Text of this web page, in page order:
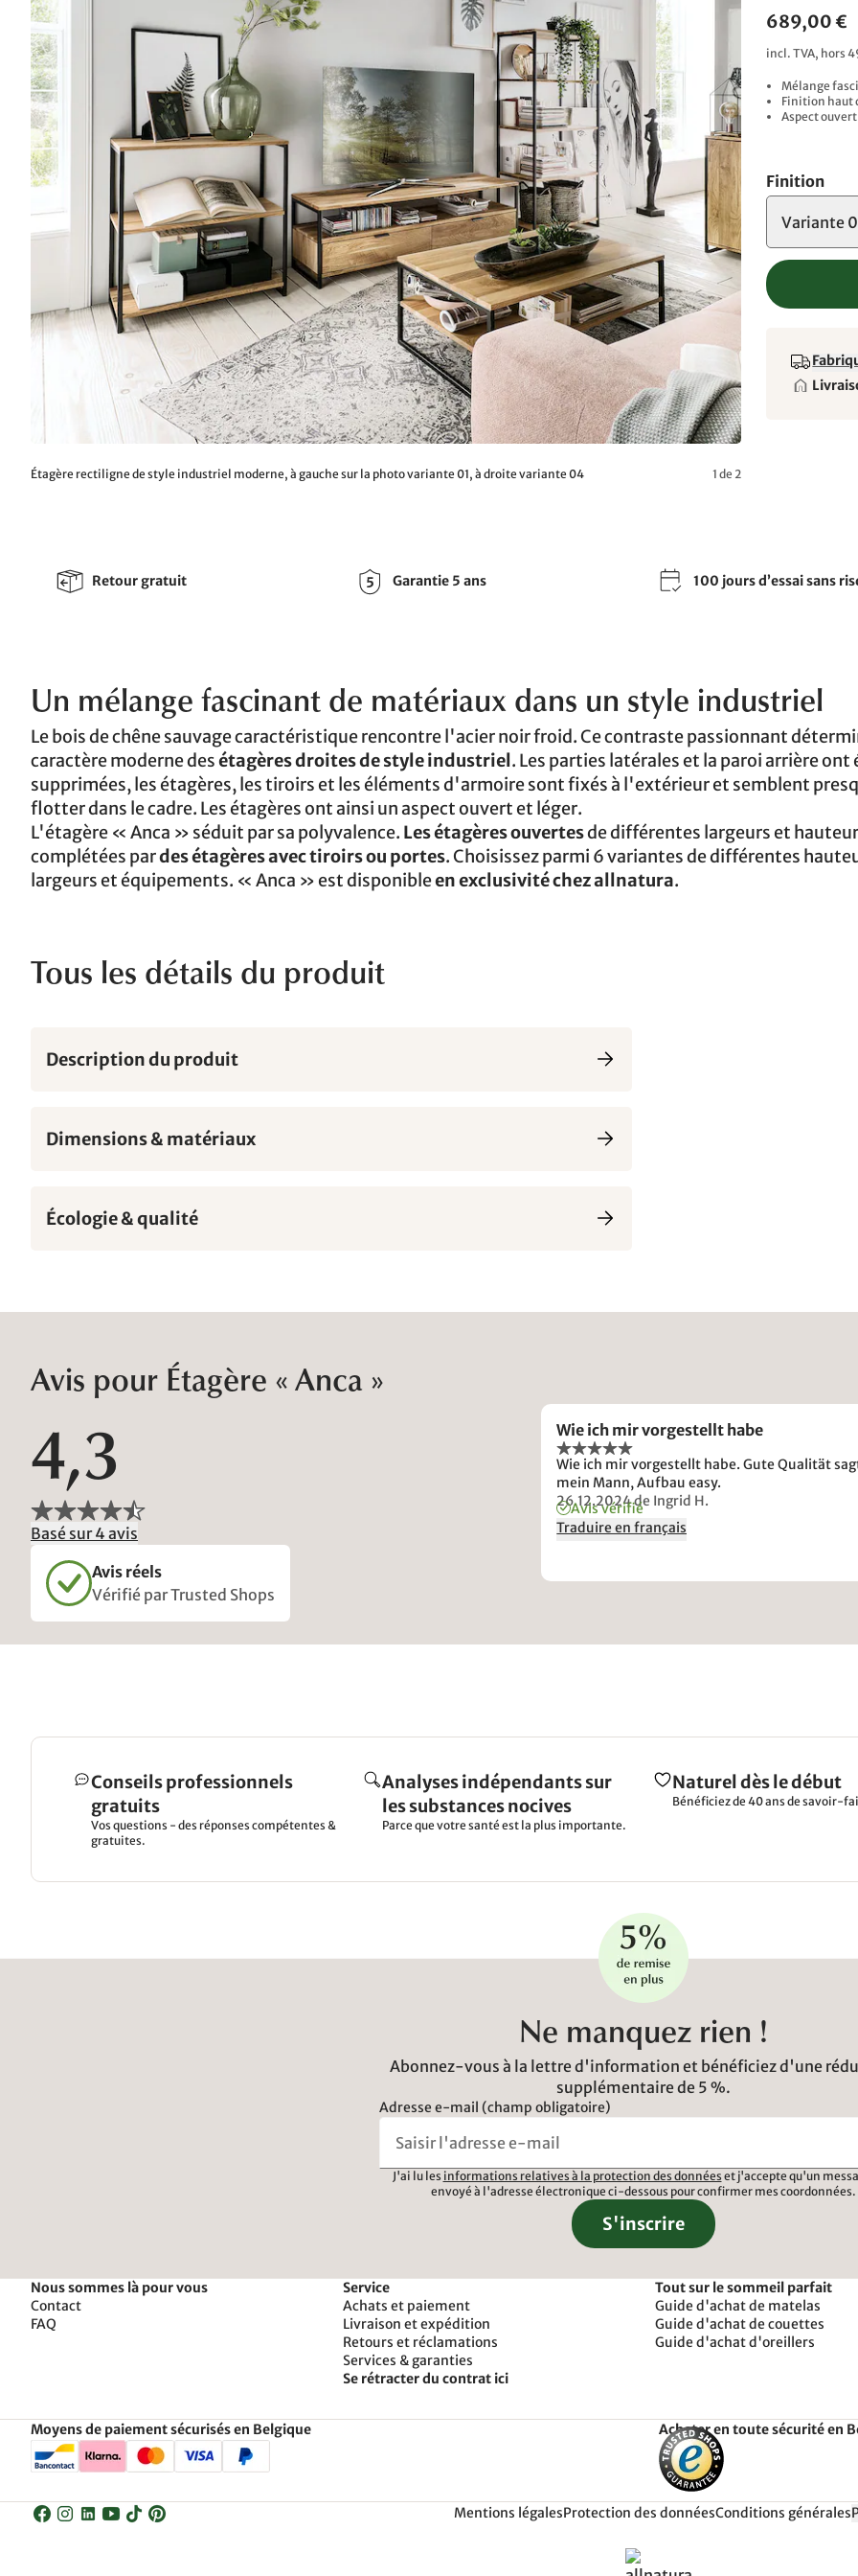
Étagère rectiligne de style industriel moderne, à gauche sur la photo variante 01, à droite variante 04 1 de 2
689,00 €
incl. TVA, hors
Mélange
Finition haut
Aspect
Finition
Variante
Retour gratuit Garantie 5 ans 100 jours d’essai sans
Un mélange fascinant de matériaux dans un style industriel
Le bois de chêne sauvage caractéristique rencontre l'acier noir froid. Ce contraste passionnant
caractère moderne desétagères droites de style industriel. Les parties latérales et la paroi arrière ont
supprimées, les étagères, les tiroirs et les éléments d'armoire sont fixés à l'extérieur et semblent
flotter dans le cadre. Les étagères ont ainsi un aspect ouvert et léger.
L'étagère « Anca » séduit par sa polyvalence. Les étagères ouvertesde différentes largeurs et
complétées pardes étagères avec tiroirs ou portes. Choisissez parmi 6 variantes de différentes
largeurs et équipements. « Anca » est disponibleen exclusivité chez allnatura.
Tous les détails du produit
Description du produit
Dimensions & matériaux
Écologie & qualité
Avis pour Étagère « Anca »
4,3
Basé sur 4 avis
Avis réels
Vérifié par Trusted Shops
Wie ich mir vorgestellt habe
Wie ich mir vorgestellt habe. Gute Qualität
mein Mann, Aufbau easy.
26.12.2024de Ingrid H.
Avis vérifié
Traduire en français
Conseils professionnels
gratuits
Vos questions - des réponses compétentes &
gratuites.
Analyses indépendants sur
les substances nocives
Parce que votre santé est la plus importante.
Naturel dès le début
Bénéficiez de 40 ans de savoir-
Ne manquez rien !
Abonnez-vous à la lettre d'information et bénéficiez d'une
supplémentaire de 5 %.
Adresse e-mail (champ obligatoire)
J'ai lu les informations relatives à la protection des données et j'accepte qu'un
envoyé à l'adresse électronique ci-dessous pour confirmer mes coordonnées.
S'inscrire
Nous sommes là pour vous
Contact
FAQ
Service
Achats et paiement
Livraison et expédition
Retours et réclamations
Services & garanties
Se rétracter du contrat ici
Tout sur le sommeil parfait
Guide d'achat de matelas
Guide d'achat de couettes
Guide d'achat d'oreillers
Moyens de paiement sécurisés en Belgique Acheter en toute sécurité en
Mentions légalesProtection des donnéesConditions générales